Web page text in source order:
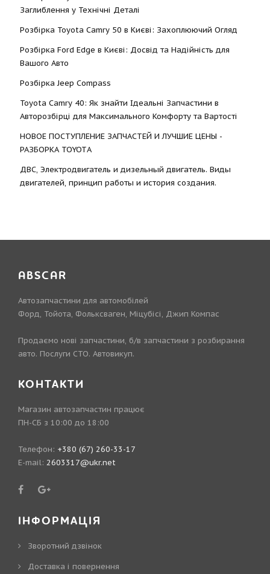
Заглиблення у Технічні Деталі
Розбірка Toyota Camry 50 в Києві: Захоплюючий Огляд
Розбірка Ford Edge в Києві: Досвід та Надійність для
Вашого Авто
Розбірка Jeep Compass
Toyota Camry 40: Як знайти Ідеальні Запчастини в
Авторозбірці для Максимального Комфорту та Вартості
НОВОЕ ПОСТУПЛЕНИЕ ЗАПЧАСТЕЙ И ЛУЧШИЕ ЦЕНЫ -
РАЗБОРКА TOYOTА
ДВС, Электродвигатель и дизельный двигатель. Виды
двигателей, принцип работы и история создания.
ABSCAR
Автозапчастини для автомобілей
Форд, Тойота, Фольксваген, Міцубісі, Джип Компас
Продаємо нові запчастини, б/в запчастини з розбирання
авто. Послуги СТО. Автовикуп.
КОНТАКТИ
Магазин автозапчастин працює
ПН-СБ з 10:00 до 18:00
Телефон: +380 (67) 260-33-17
E-mail: 2603317@ukr.net
ІНФОРМАЦІЯ
Зворотний дзвінок
Доставка і повернення